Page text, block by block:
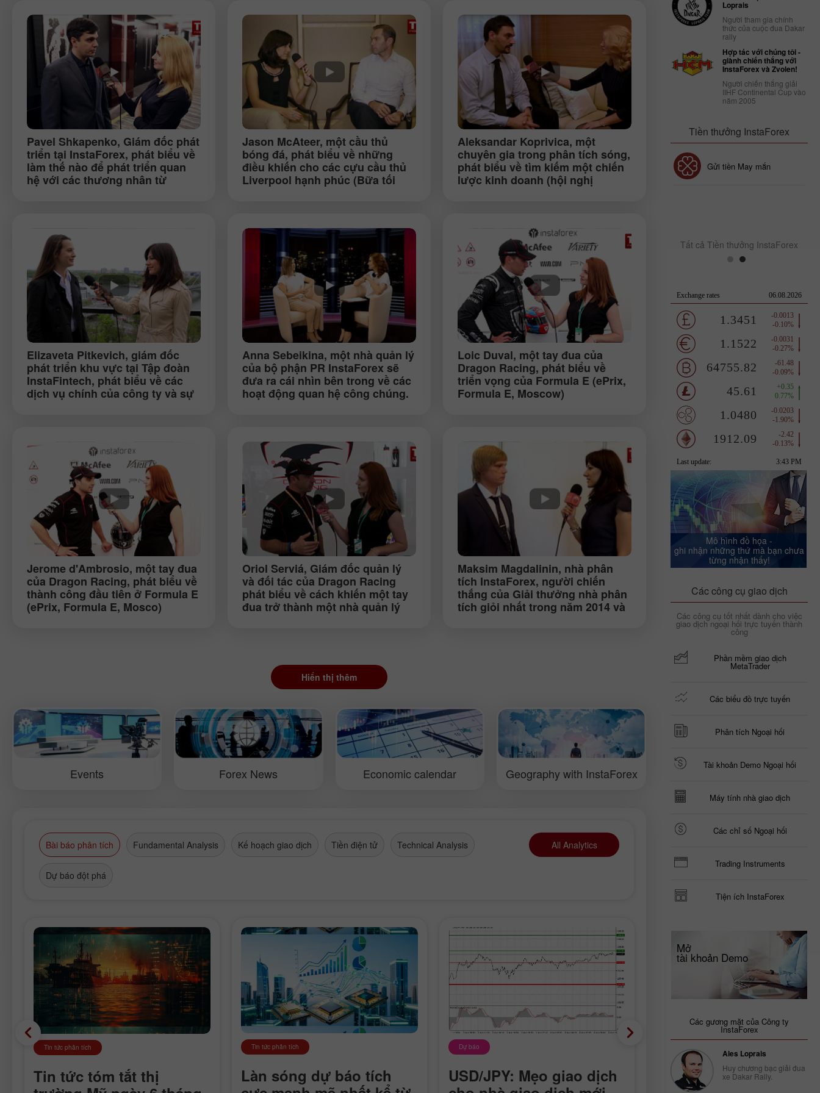
Pavel Shkapenko, Giám đốc phát
triển tại InstaForex, phát biểu về
làm thế nào để phát triển quan
hệ với các thương nhân từ
Jason McAteer, một cầu thủ
bóng đá, phát biểu về những
điều khiến cho các cựu cầu thủ
Liverpool hạnh phúc (Bữa tối
Aleksandar Koprivica, một
chuyên gia trong phân tích sóng,
phát biểu về tìm kiếm một chiến
lược kinh doanh (hội nghị
Elizaveta Pitkevich, giám đốc
phát triển khu vực tại Tập đoàn
InstaFintech, phát biểu về các
dịch vụ chính của công ty và sự
Anna Sebeikina, một nhà quản lý
của bộ phận PR InstaForex sẽ
đưa ra cái nhìn bên trong về các
hoạt động quan hệ công chúng.
Loic Duval, một tay đua của
Dragon Racing, phát biểu về
triển vọng của Formula E (ePrix,
Formula E, Moscow)
Jerome d'Ambrosio, một tay đua
của Dragon Racing, phát biểu về
thành công đầu tiên ở Formula E
(ePrix, Formula E, Mosco)
Oriol Serviá, Giám đốc quản lý
và đối tác của Dragon Racing
phát biểu về cách khiến một tay
đua trở thành một nhà quản lý
Maksim Magdalinin, nhà phân
tích InstaForex, người chiến
thắng của Giải thưởng nhà phân
tích giỏi nhất trong năm 2014 và
Hiển thị thêm
Events Forex News Economic calendar Geography with InstaForex
Bài báo phân tích Fundamental Analysis Kế hoạch giao dịch Tiền điện tử Technical Analysis
Dự báo đột phá
All Analytics
Tin tức phân tích
Tin tức tóm tắt thị
Tin tức phân tích
Làn sóng dự báo tích
Dự báo
USD/JPY: Mẹo giao dịch
GBP/USD: Mẹo giao
Loprais
Người tham gia chính
thức của cuộc đua Dakar
rally
Hợp tác với chúng tôi -
giành chiến thắng với
InstaForex và Zvolen!
Người chiến thắng giải
IIHF Continental Cup vào
năm 2005
Tiền thưởng InstaForex
Tiền thưởng 30% Gửi tiền May mắn Tiền thưởng 30% Gửi tiền May mắn
Tất cả Tiền thưởng InstaForex
Mô hình đồ họa -
ghi nhận những thứ mà bạn chưa
từng nhận thấy!
Các công cụ giao dịch
Các công cụ tốt nhất dành cho việc
giao dịch ngoại hối trực tuyến thành
công
Phần mềm giao dịch
MetaTrader
Các biểu đồ trực tuyến
Phân tích Ngoại hối
Tài khoản Demo Ngoại hối
Máy tính nhà giao dịch
Các chỉ số Ngoại hối
Trading Instruments
Tiện ích InstaForex
Mở
tài khoản Demo
Các gương mặt của Công ty
InstaForex
Ales Loprais
Huy chương bạc giải đua
xe Dakar Rally.